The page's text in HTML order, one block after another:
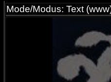
Mode/Modus: Text